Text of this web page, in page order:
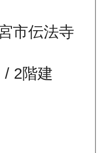
市伝法寺
/ 2階建